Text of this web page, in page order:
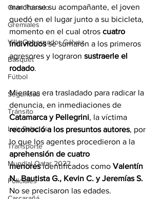
Gran Rosario
Gremiales
Villa Gobernador Gálvez
Básquet
Fútbol
Seguridad
Tránsito
Luis Palacios
Transporte
Mundial Qatar 2022
Policiales
marcharse su acompañante, el joven
quedó en el lugar junto a su bicicleta,
momento en el cual otros cuatro
individuos se sumaron a los primeros
agresores y lograron sustraerle el
rodado.
Mientras era trasladado para radicar la
denuncia, en inmediaciones de
Catamarca y Pellegrini, la víctima
reconoció a los presuntos autores, por
lo que los agentes procedieron a la
aprehensión de cuatro
menores identificados como Valentín
N., Bautista G., Kevin C. y Jeremías S.
No se precisaron las edades.